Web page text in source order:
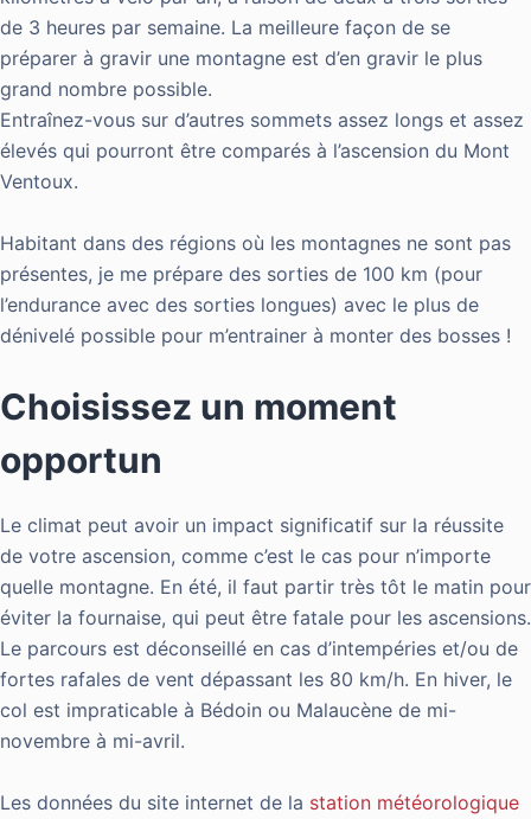
de 3 heures par semaine. La meilleure façon de se
préparer à gravir une montagne est d’en gravir le plus
grand nombre possible.
Entraînez-vous sur d’autres sommets assez longs et assez
élevés qui pourront être comparés à l’ascension du Mont
Ventoux.
Habitant dans des régions où les montagnes ne sont pas
présentes, je me prépare des sorties de 100 km (pour
l’endurance avec des sorties longues) avec le plus de
dénivelé possible pour m’entrainer à monter des bosses !
Choisissez un moment
opportun
Le climat peut avoir un impact significatif sur la réussite
de votre ascension, comme c’est le cas pour n’importe
quelle montagne. En été, il faut partir très tôt le matin pour
éviter la fournaise, qui peut être fatale pour les ascensions.
Le parcours est déconseillé en cas d’intempéries et/ou de
fortes rafales de vent dépassant les 80 km/h. En hiver, le
col est impraticable à Bédoin ou Malaucène de mi-
novembre à mi-avril.
Les données du site internet de la station météorologique